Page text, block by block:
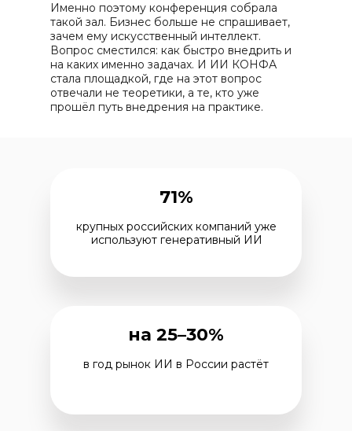
Именно поэтому конференция собрала
такой зал. Бизнес больше не спрашивает,
зачем ему искусственный интеллект.
Вопрос сместился: как быстро внедрить и
на каких именно задачах. И ИИ КОНФА
стала площадкой, где на этот вопрос
отвечали не теоретики, а те, кто уже
прошёл путь внедрения на практике.
71%
на 25–30%
крупных российских компаний уже
используют генеративный ИИ
в год рынок ИИ в России растёт